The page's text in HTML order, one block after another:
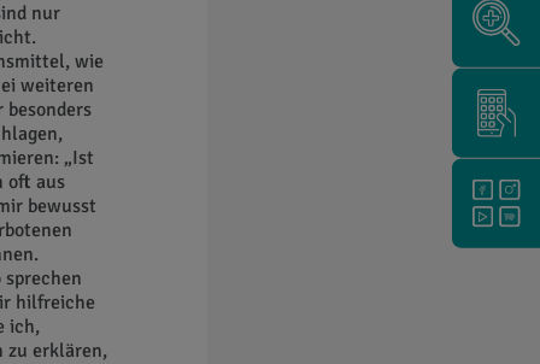
nur
wie
weiteren
„Ist
oft aus
bewusst
hilfreiche
ich,
zu erklären,